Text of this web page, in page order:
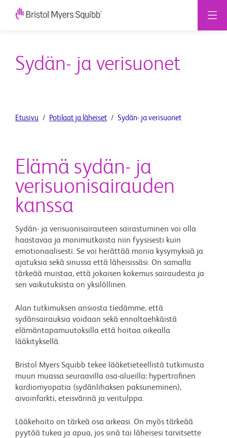
Sydän- ja verisuonet
Etusivu Potilaat ja läheiset Sydän- ja verisuonet
Elämä sydän- ja
verisuonisairauden
kanssa
Sydän- ja verisuonisairauteen sairastuminen voi olla
haastavaa ja monimutkaista niin fyysisesti kuin
emotionaalisesti. Se voi herättää monia kysymyksiä ja
ajatuksia sekä sinussa että läheisissäsi. On samalla
tärkeää muistaa, että jokaisen kokemus sairaudesta ja
sen vaikutuksista on yksilöllinen.
Alan tutkimuksen ansiosta tiedämme, että
sydänsairauksia voidaan sekä ennaltaehkäistä
elämäntapamuutoksilla että hoitaa oikealla
lääkityksellä.
Bristol Myers Squibb tekee lääketieteellistä tutkimusta
muun muassa seuraavilla osa-alueilla: hypertrofinen
kardiomyopatia (sydänlihaksen paksuneminen),
aivoinfarkti, eteisvärinä ja veritulppa.
Lääkehoito on tärkeä osa arkeasi. On myös tärkeää
pyytää tukea ja apua, jos sinä tai läheisesi tarvitsette